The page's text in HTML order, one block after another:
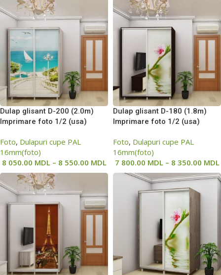
Dulap glisant D-200 (2.0m)
Imprimare foto 1/2 (usa)
Foto, Dulapuri cupe PAL
16mm(foto)
8 050.00 MDL – 8 550.00 MDL
Dulap glisant D-180 (1.8m)
Imprimare foto 1/2 (usa)
Foto, Dulapuri cupe PAL
16mm(foto)
7 800.00 MDL – 8 350.00 MDL